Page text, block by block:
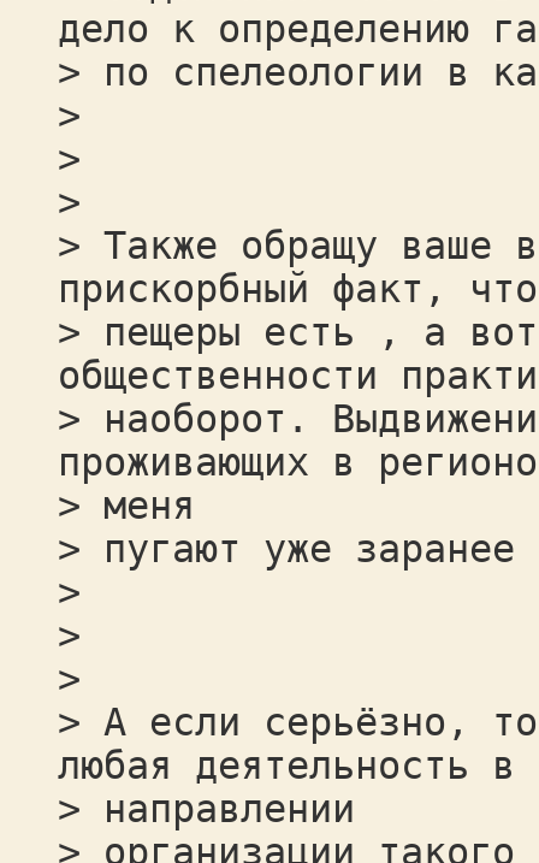
дело к определению
> по спелеологии в
>
>
>
> Также обращу ваше
прискорбный факт,
> пещеры есть , а вот
общественности
> наоборот.
проживающих в
> меня
> пугают уже
>
>
>
> А если серьёзно,
любая деятельность в
> направлении
> организации такого